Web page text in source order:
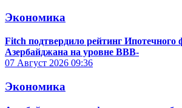
Экономика
Fitch подтвердило рейтинг Ипотечного
Азербайджана на уровне BBB-
07 Август 2026 09:36
Экономика